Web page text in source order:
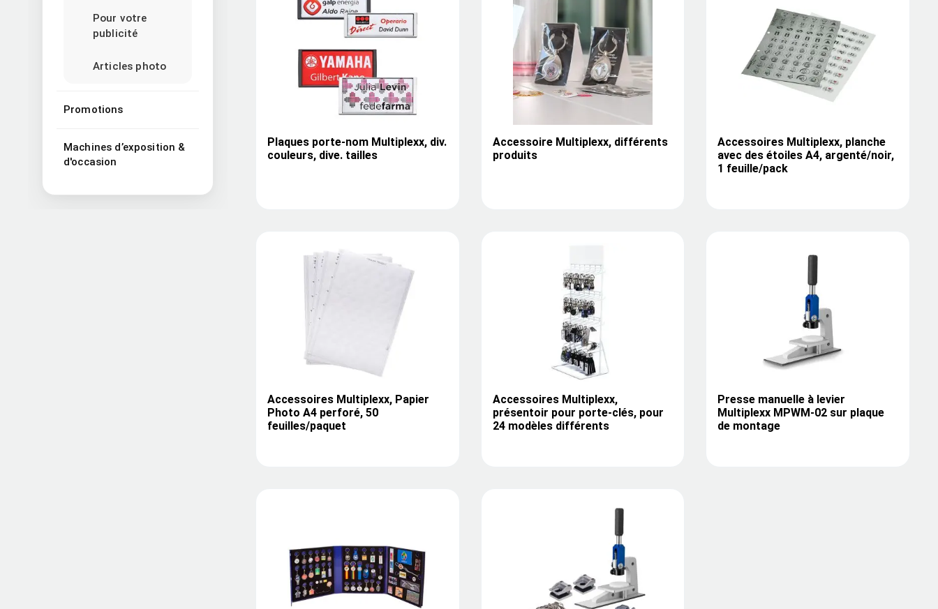
Pour votre
publicité
Articles photo
Promotions
Machines d’exposition &
d'occasion
Plaques porte-nom Multiplexx, div.
couleurs, dive. tailles
Accessoire Multiplexx, différents
produits
Accessoires Multiplexx, planche
avec des étoiles A4, argenté/noir,
1 feuille/pack
Accessoires Multiplexx, Papier
Photo A4 perforé, 50
feuilles/paquet
Accessoires Multiplexx,
présentoir pour porte-clés, pour
24 modèles différents
Presse manuelle à levier
Multiplexx MPWM-02 sur plaque
de montage